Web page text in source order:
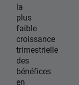
la
plus
faible
croissance
trimestrielle
des
bénéfices
en